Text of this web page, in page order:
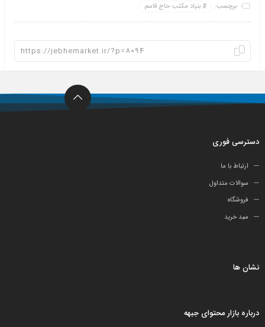
برچسب: بنیاد مکتب حاج قاسم
دسترسی فوری
ارتباط با ما
سوالات متداول
فروشگاه
سبد خرید
نشان ها
درباره بازار محتوای جبهه